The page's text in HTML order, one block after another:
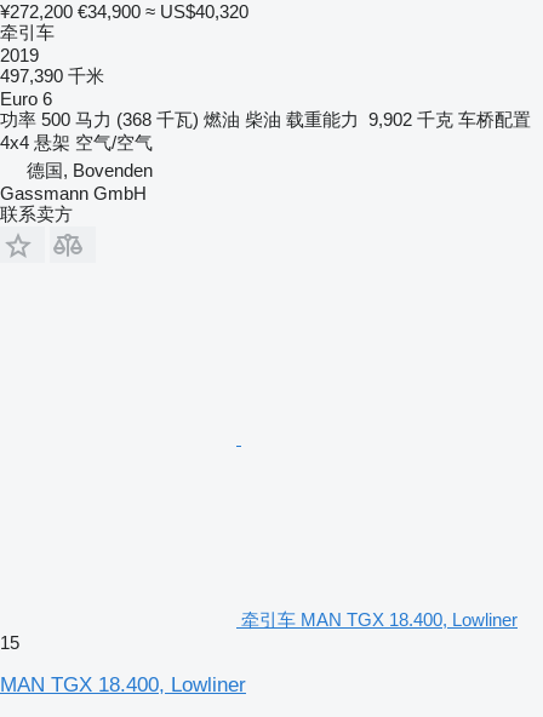
¥272,200 €34,900 ≈ US$40,320
牵引车
2019
497,390 千米
Euro 6
功率 500 马力 (368 千瓦) 燃油 柴油 载重能力 9,902 千克 车桥配置
4x4 悬架 空气/空气
德国, Bovenden
Gassmann GmbH
联系卖方
牵引车 MAN TGX 18.400, Lowliner
15
MAN TGX 18.400, Lowliner